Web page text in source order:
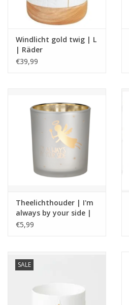
Windlicht gold twig | L
| Räder
€39,99
Theelichthouder | I'm
always by your side |
Räder
€5,99
SALE